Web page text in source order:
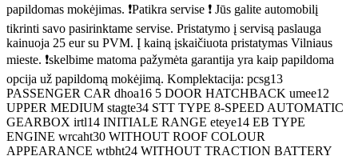
papildomas mokėjimas. ❗Patikra servise ❗ Jūs galite automobilį
tikrinti savo pasirinktame servise. Pristatymo į servisą paslauga
kainuoja 25 eur su PVM. Į kainą įskaičiuota pristatymas Vilniaus
mieste. ❗skelbime matoma pažymėta garantija yra kaip papildoma
opcija už papildomą mokėjimą. Komplektacija: pcsg13
PASSENGER CAR dhoa16 5 DOOR HATCHBACK umee12
UPPER MEDIUM stagte34 STT TYPE 8-SPEED AUTOMATIC
GEARBOX irtl14 INITIALE RANGE eteye14 EB TYPE
ENGINE wrcaht30 WITHOUT ROOF COLOUR
APPEARANCE wtbht24 WITHOUT TRACTION BATTERY